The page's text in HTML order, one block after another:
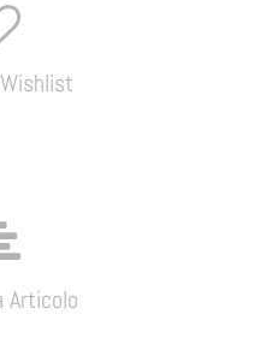
Articolo